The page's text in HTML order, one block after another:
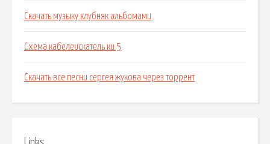
Скачать музыку клубняк альбомами
Схема кабелеискатель ки 5
Скачать все песни сергея жукова через торрент